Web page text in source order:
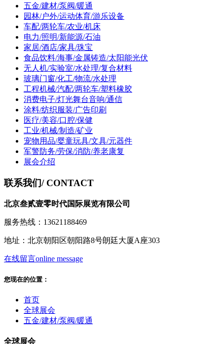
五金/建材/泵阀/暖通
园林/户外/运动体育/游乐设备
车配/两轮车/农业/机床
电力/照明/新能源/石油
家居/酒店/家具/珠宝
食品饮料/海事/金属铸造/太阳能光伏
无人机/实验室/水处理/复合材料
玻璃门窗/化工/物流/水处理
工程机械/汽配/两轮车/塑料橡胶
消费电子/灯光舞台音响/通信
涂料/纺织服装/广告印刷
医疗/美容/口腔/保健
工业/机械/制造/矿业
宠物用品/婴童玩具/文具/元器件
军警防务/劳保/消防/养老康复
展会介绍
联系我们/ CONTACT
北京叁贰壹零时代国际展览有限公司
服务热线：13621188469
地址：北京朝阳区朝阳路8号朗廷大厦A座303
在线留言online message
您现在的位置：
首页
全球展会
五金/建材/泵阀/暖通
全球展会